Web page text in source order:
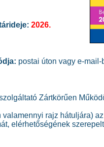
2026.
postai úton vagy e-
Zártkörűen
rajz hátuljára)
elérhetőségének